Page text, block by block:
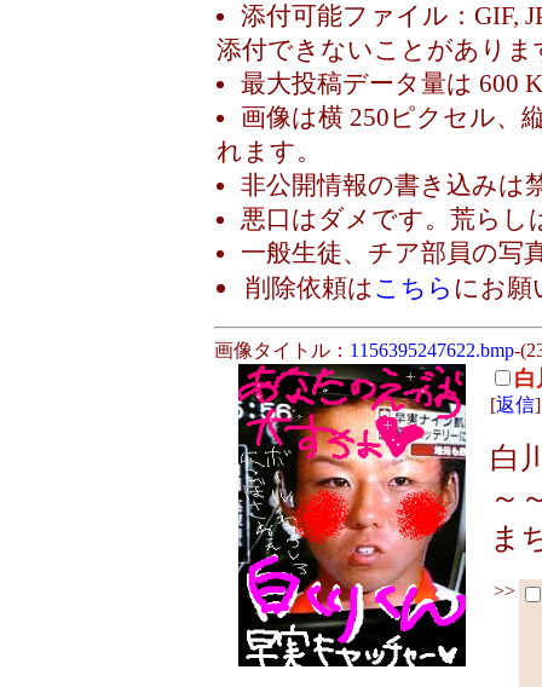
添付可能ファイル：GIF,
添付できないことがありま
最大投稿データ量は 600
画像は横 250ピクセル、
れます。
非公開情報の書き込みは
悪口はダメです。荒らし
一般生徒、チア部員の写
削除依頼は こちら にお願
画像タイトル： 1156395247622.bmp-
白
[返信]
白
～
ま
>>